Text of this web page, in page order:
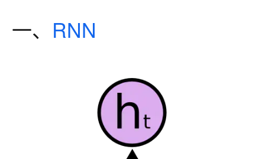
一、 RNN